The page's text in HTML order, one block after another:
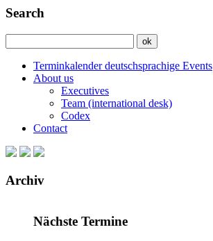
Search
Terminkalender deutschsprachige Events
About us
Executives
Team (international desk)
Codex
Contact
Archiv
Nächste Termine